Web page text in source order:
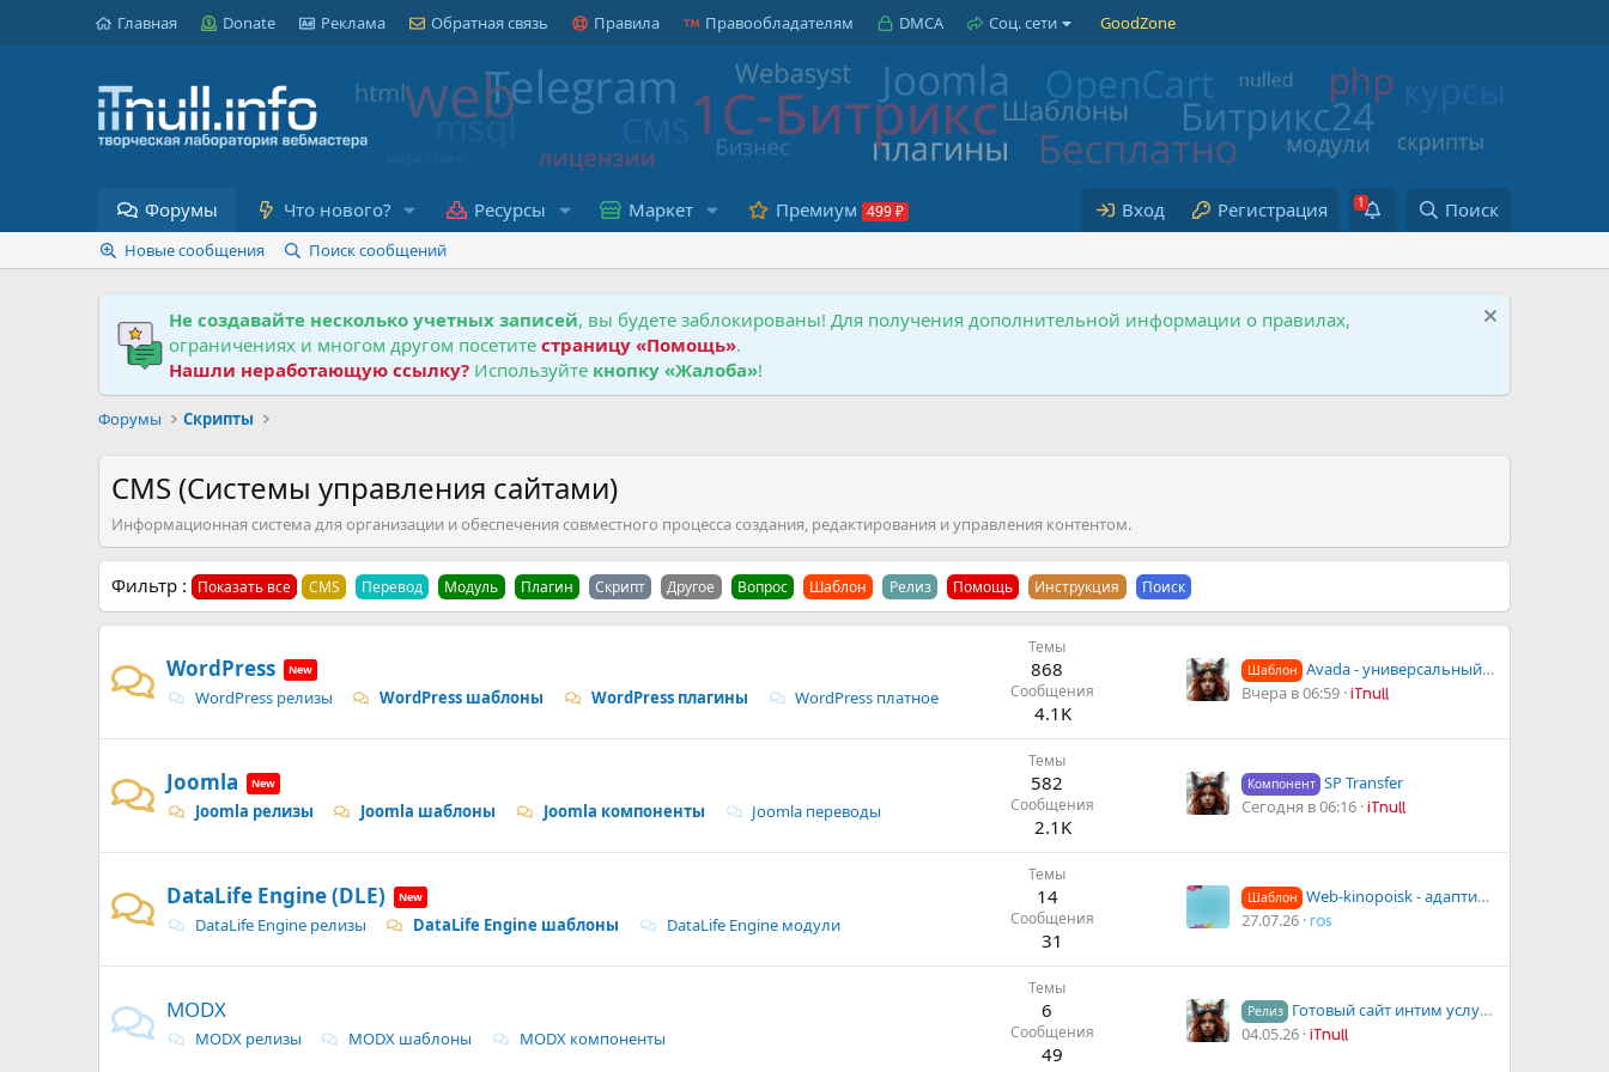
Главная Donate Реклама Обратная связь Правила Правообладателям DMCA Соц. сети GoodZone
Форумы Что нового? Ресурсы Маркет Премиум Вход Регистрация Поиск
Новые сообщения Поиск сообщений
Не создавайте несколько учетных записей, вы будете заблокированы! Для получения дополнительной информации о правилах,
ограничениях и многом другом посетите страницу «Помощь».
Нашли неработающую ссылку?Используйте кнопку «Жалоба»!
Форумы Скрипты
CMS (Системы управления сайтами)
Информационная система для организации и обеспечения совместного процесса создания, редактирования и управления контентом.
Фильтр : Показать все CMS Перевод Модуль Плагин Скрипт Другое Вопрос Шаблон Релиз Помощь Инструкция Поиск
WordPress
WordPress релизы WordPress шаблоны WordPress плагины WordPress платное
Темы
868
Сообщения
4.1K
Шаблон Avada - универсальный шаблон WordPress
Вчера в 06:59
iTnull
Joomla
Joomla релизы Joomla шаблоны Joomla компоненты Joomla переводы
Темы
582
Сообщения
2.1K
Компонент SP Transfer
Сегодня в 06:16
iTnull
DataLife Engine (DLE)
DataLife Engine релизы DataLife Engine шаблоны DataLife Engine модули
Темы
14
Сообщения
31
Шаблон Web-kinopoisk - адаптивный шаблон аналог КиноПоиск. CMS DLE
27.07.26
ros
MODX
MODX релизы MODX шаблоны MODX компоненты
Темы
6
Сообщения
49
Релиз Готовый сайт интим услуг | Скрипт эскорт услуг
04.05.26
iTnull